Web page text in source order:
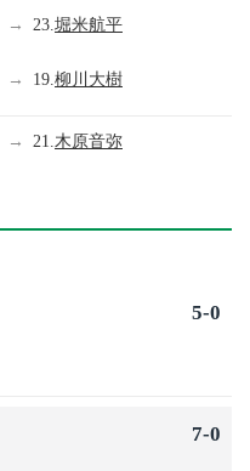
→ 23.堀米航平
→ 19.柳川大樹
→ 21. 木原音弥
5-0
7-0